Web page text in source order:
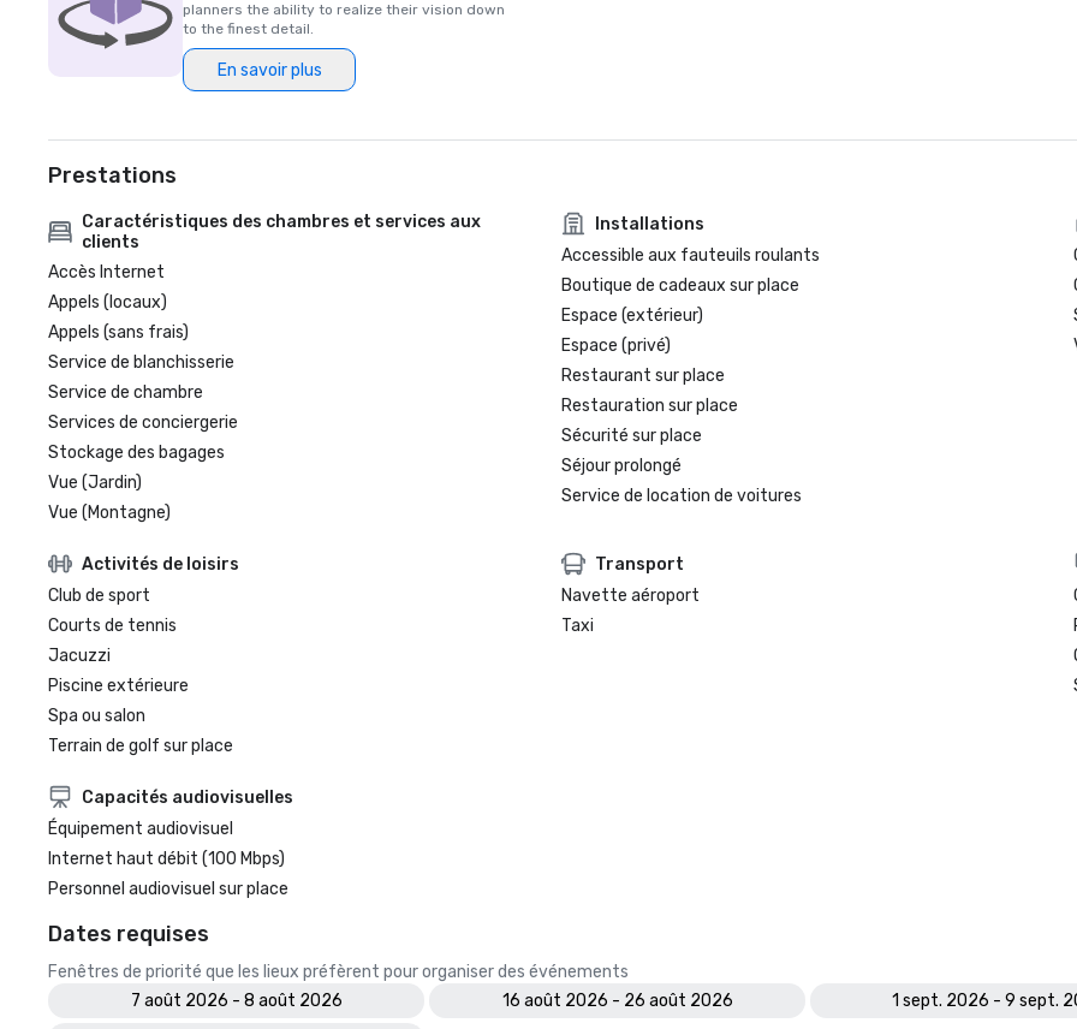
planners the ability to realize their vision down
to the finest detail.
En savoir plus
Prestations
Caractéristiques des chambres et services aux
clients
Accès Internet
Appels (locaux)
Appels (sans frais)
Service de blanchisserie
Service de chambre
Services de conciergerie
Stockage des bagages
Vue (Jardin)
Vue (Montagne)
Installations
Accessible aux fauteuils roulants
Boutique de cadeaux sur place
Espace (extérieur)
Espace (privé)
Restaurant sur place
Restauration sur place
Sécurité sur place
Séjour prolongé
Service de location de voitures
Activités de loisirs
Club de sport
Courts de tennis
Jacuzzi
Piscine extérieure
Spa ou salon
Terrain de golf sur place
Transport
Navette aéroport
Taxi
Capacités audiovisuelles
Équipement audiovisuel
Internet haut débit (100 Mbps)
Personnel audiovisuel sur place
Dates requises
Fenêtres de priorité que les lieux préfèrent pour organiser des événements
7 août 2026 - 8 août 2026
16 août 2026 - 26 août 2026 1 sept. 2026 - 9 sept.